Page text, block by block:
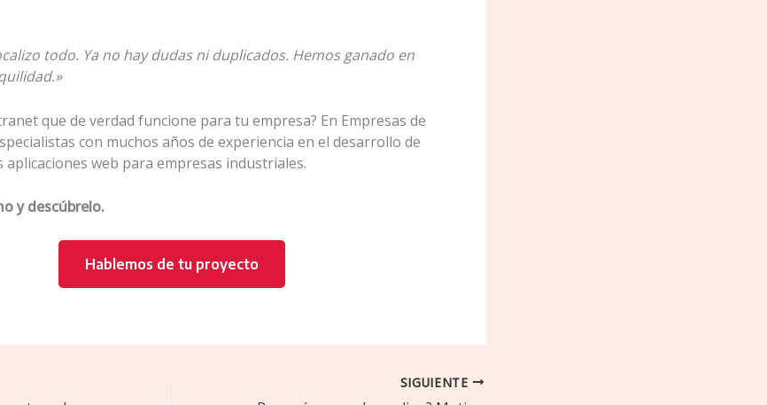
todo. Ya no hay dudas ni duplicados. Hemos ganado en
que de verdad funcione para tu empresa? En Empresas de
con muchos años de experiencia en el desarrollo de
web para empresas industriales.
y descúbrelo.
Hablemos de tu proyecto
SIGUIENTE